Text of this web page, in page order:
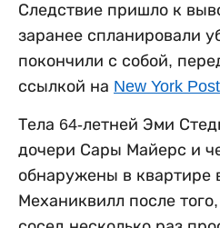
Следствие пришло к
заранее спланировали
покончили с собой,
ссылкой на New York Post
Тела 64-летней Эми
дочери Сары Майерс и
обнаружены в квартире
Механиквилл после